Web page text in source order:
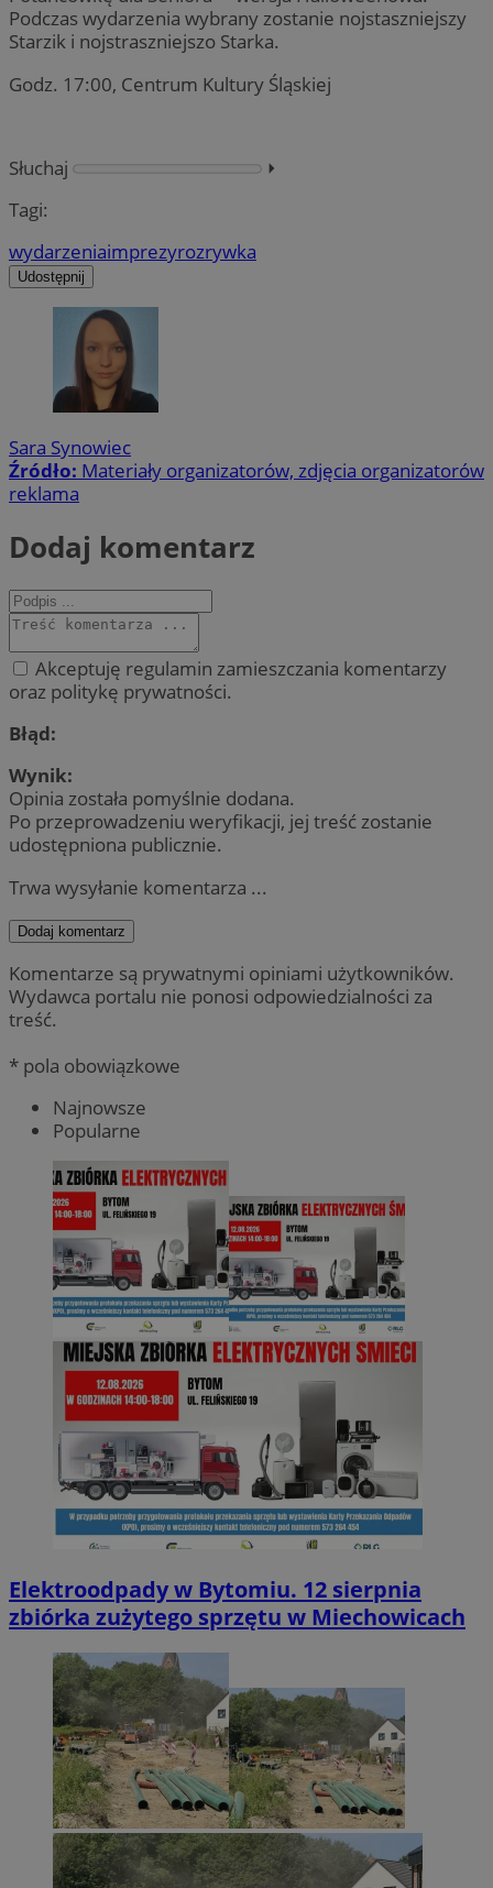
Podczas wydarzenia wybrany zostanie nojstaszniejszy
Starzik i nojstraszniejszo Starka.
Godz. 17:00, Centrum Kultury Śląskiej
Słuchaj
⏵︎
Tagi:
wydarzeniaimprezyrozrywka
Udostępnij
Sara Synowiec
Źródło: Materiały organizatorów, zdjęcia organizatorów
reklama
Dodaj komentarz
Akceptuję regulamin zamieszczania komentarzy
oraz politykę prywatności.
Błąd:
Wynik:
Opinia została pomyślnie dodana.
Po przeprowadzeniu weryfikacji, jej treść zostanie
udostępniona publicznie.
Trwa wysyłanie komentarza ...
Dodaj komentarz
Komentarze są prywatnymi opiniami użytkowników.
Wydawca portalu nie ponosi odpowiedzialności za
treść.
* pola obowiązkowe
Najnowsze
Popularne
Elektroodpady w Bytomiu. 12 sierpnia
zbiórka zużytego sprzętu w Miechowicach